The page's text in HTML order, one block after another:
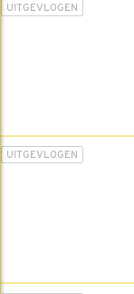
UITGEVLOGEN
UITGEVLOGEN